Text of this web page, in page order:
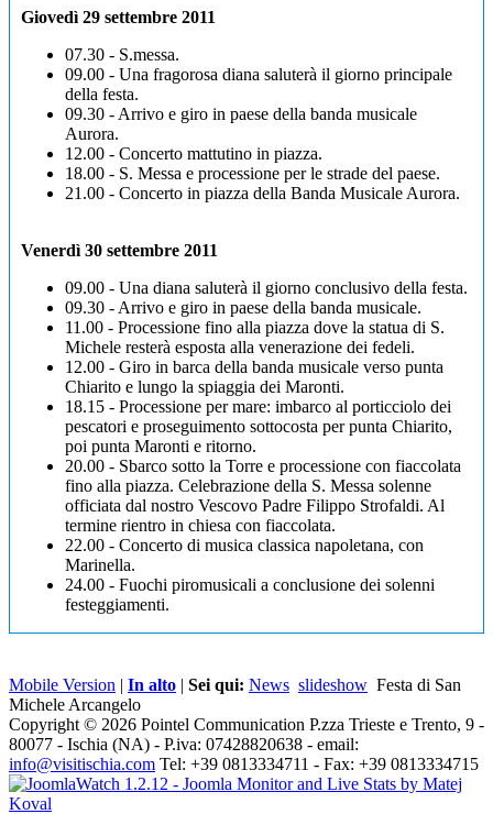
Giovedì 29 settembre 2011
07.30 - S.messa.
09.00 - Una fragorosa diana saluterà il giorno principale
della festa.
09.30 - Arrivo e giro in paese della banda musicale
Aurora.
12.00 - Concerto mattutino in piazza.
18.00 - S. Messa e processione per le strade del paese.
21.00 - Concerto in piazza della Banda Musicale Aurora.
Venerdì 30 settembre 2011
09.00 - Una diana saluterà il giorno conclusivo della festa.
09.30 - Arrivo e giro in paese della banda musicale.
11.00 - Processione fino alla piazza dove la statua di S.
Michele resterà esposta alla venerazione dei fedeli.
12.00 - Giro in barca della banda musicale verso punta
Chiarito e lungo la spiaggia dei Maronti.
18.15 - Processione per mare: imbarco al porticciolo dei
pescatori e proseguimento sottocosta per punta Chiarito,
poi punta Maronti e ritorno.
20.00 - Sbarco sotto la Torre e processione con fiaccolata
fino alla piazza. Celebrazione della S. Messa solenne
officiata dal nostro Vescovo Padre Filippo Strofaldi. Al
termine rientro in chiesa con fiaccolata.
22.00 - Concerto di musica classica napoletana, con
Marinella.
24.00 - Fuochi piromusicali a conclusione dei solenni
festeggiamenti.
Mobile Version | In alto | Sei qui: News slideshow Festa di San
Michele Arcangelo
Copyright © 2026 Pointel Communication P.zza Trieste e Trento, 9 -
80077 - Ischia (NA) - P.iva: 07428820638 - email:
info@visitischia.com Tel: +39 0813334711 - Fax: +39 0813334715